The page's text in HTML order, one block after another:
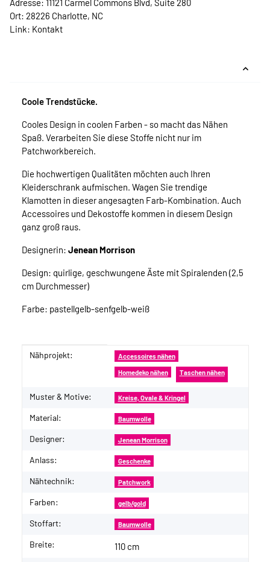
Adresse: 11121 Carmel Commons Blvd, Suite 280
Ort: 28226 Charlotte, NC
Link: Kontakt
Coole Trendstücke.
Cooles Design in coolen Farben - so macht das Nähen
Spaß. Verarbeiten Sie diese Stoffe nicht nur im
Patchworkbereich.
Die hochwertigen Qualitäten möchten auch Ihren
Kleiderschrank aufmischen. Wagen Sie trendige
Klamotten in dieser angesagten Farb-Kombination. Auch
Accessoires und Dekostoffe kommen in diesem Design
ganz groß raus.
Designerin: Jenean Morrison
Design: quirlige, geschwungene Äste mit Spiralenden (2,5
cm Durchmesser)
Farbe: pastellgelb-senfgelb-weiß
Produkteigenschaft
Wert
Nähprojekt: Accessoires nähen
Homedeko nähen Taschen nähen
Muster & Motive: Kreise, Ovale & Kringel
Material: Baumwolle
Designer: Jenean Morrison
Anlass: Geschenke
Nähtechnik: Patchwork
Farben: gelb/gold
Stoffart: Baumwolle
Breite: 110 cm